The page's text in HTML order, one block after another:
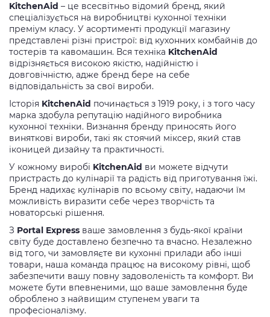
KitchenAid – це всесвітньо відомий бренд, який
спеціалізується на виробництві кухонної техніки
преміум класу. У асортименті продукції магазину
представлені різні пристрої: від кухонних комбайнів до
тостерів та кавомашин. Вся техніка KitchenAid
відрізняється високою якістю, надійністю і
довговічністю, адже бренд бере на себе
відповідальність за свої вироби.
Історія KitchenAid починається з 1919 року, і з того часу
марка здобула репутацію надійного виробника
кухонної техніки. Визнання бренду приносять його
виняткові вироби, такі як стоячий міксер, який став
іконицей дизайну та практичності.
У кожному виробі KitchenAid ви можете відчути
пристрасть до кулінарії та радість від приготування їжі.
Бренд надихає кулінарів по всьому світу, надаючи їм
можливість виразити себе через творчість та
новаторські рішення.
З Portal Express ваше замовлення з будь-якої країни
світу буде доставлено безпечно та вчасно. Незалежно
від того, чи замовляєте ви кухонні прилади або інші
товари, наша команда працює на високому рівні, щоб
забезпечити вашу повну задоволеність та комфорт. Ви
можете бути впевненими, що ваше замовлення буде
оброблено з найвищим ступенем уваги та
професіоналізму.